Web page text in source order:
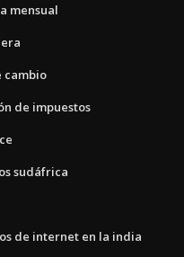
mensual
cambio
de impuestos
sudáfrica
de internet en la india